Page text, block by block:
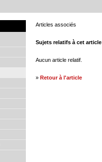
Articles associés
Sujets relatifs à cet article
Aucun article relatif.
» Retour à l'article